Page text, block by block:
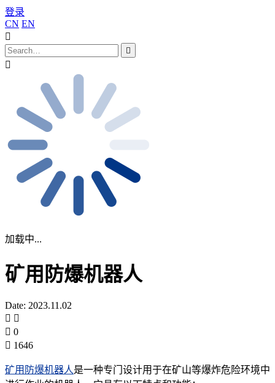
登录
CN EN
加载中...
矿用防爆机器人
Date: 2023.11.02
0
1646
矿用防爆机器人是一种专门设计用于在矿山等爆炸危险环境中